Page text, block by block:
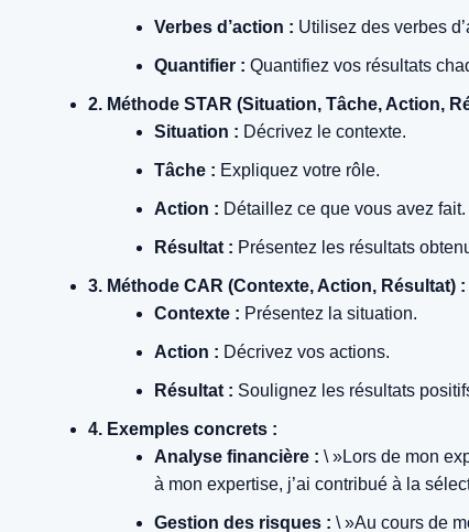
Verbes d’action : Utilisez des verbes
Quantifier : Quantifiez vos résultats
2. Méthode STAR (Situation, Tâche, Action,
Situation : Décrivez le contexte.
Tâche : Expliquez votre rôle.
Action : Détaillez ce que vous avez fait.
Résultat : Présentez les résultats
3. Méthode CAR (Contexte, Action, Résultat) :
Contexte : Présentez la situation.
Action : Décrivez vos actions.
Résultat : Soulignez les résultats
4. Exemples concrets :
Analyse financière : \ »Lors de mon
à mon expertise, j’ai contribué à la
Gestion des risques : \ »Au cours de